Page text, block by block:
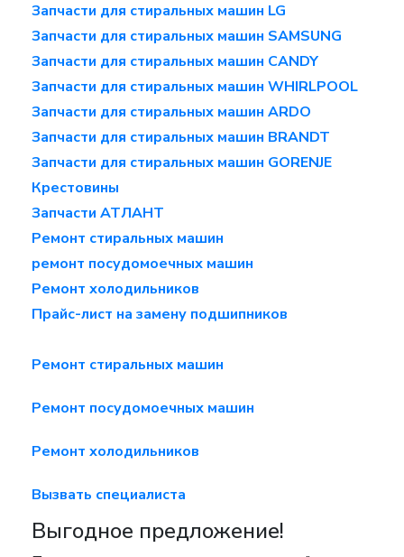
Запчасти для стиральных машин LG
Запчасти для стиральных машин SAMSUNG
Запчасти для стиральных машин CANDY
Запчасти для стиральных машин WHIRLPOOL
Запчасти для стиральных машин ARDO
Запчасти для стиральных машин BRANDT
Запчасти для стиральных машин GORENJE
Крестовины
Запчасти АТЛАНТ
Ремонт стиральных машин
ремонт посудомоечных машин
Ремонт холодильников
Прайс-лист на замену подшипников
Ремонт стиральных машин
Ремонт посудомоечных машин
Ремонт холодильников
Вызвать специалиста
Выгодное предложение!